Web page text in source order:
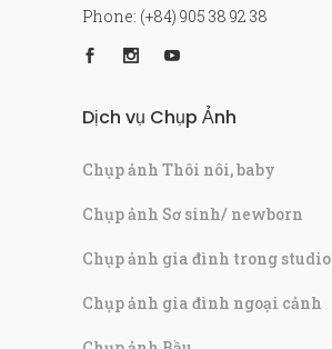
Phone: (+84) 905 38 92 38
Dịch vụ Chụp Ảnh
Chụp ảnh Thôi nôi, baby
Chụp ảnh Sơ sinh/ newborn
Chụp ảnh gia đình trong studio
Chụp ảnh gia đình ngoại cảnh